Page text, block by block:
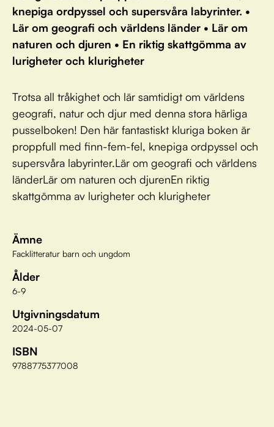
knepiga ordpyssel och supersvåra labyrinter. •
Lär om geografi och världens länder • Lär om
naturen och djuren • En riktig skattgömma av
lurigheter och klurigheter
Trotsa all tråkighet och lär samtidigt om världens
geografi, natur och djur med denna stora härliga
pusselboken! Den här fantastiskt kluriga boken är
proppfull med finn-fem-fel, knepiga ordpyssel och
supersvåra labyrinter.Lär om geografi och världens
länderLär om naturen och djurenEn riktig
skattgömma av lurigheter och klurigheter
Ämne
Facklitteratur barn och ungdom
Ålder
6-9
Utgivningsdatum
2024-05-07
ISBN
9788775377008